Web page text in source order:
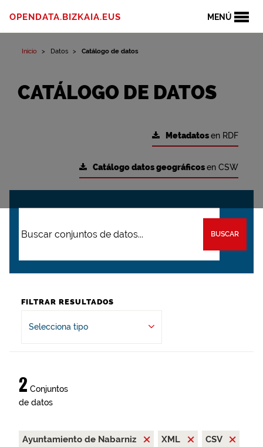
MENÚ
OPENDATA.BIZKAIA.EUS
Inicio Datos Catálogo de datos
CATÁLOGO DE DATOS
Metadatosen RDF
Catálogo datos geográficosen CSW
BUSCAR
FILTRAR RESULTADOS
Selecciona tipo
2 Conjuntos
de datos
Ayuntamiento de Nabarniz XML
CSV